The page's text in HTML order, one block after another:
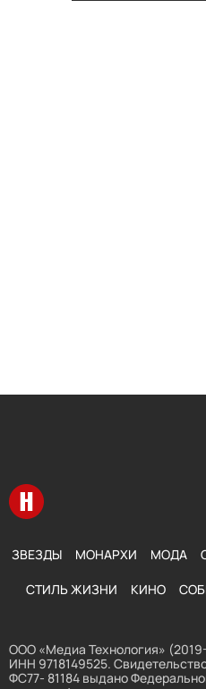
Перейти на главную
ЗВЕЗДЫ МОНАРХИ МОДА
СТИЛЬ ЖИЗНИ КИНО
ООО «Медиа Технология»
ИНН 9718149525.
ФС77- 81184 выдано